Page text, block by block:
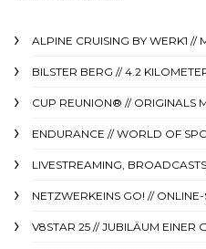
ALPINE CRUISING BY WERK1 //
BILSTER BERG // 4.2
CUP REUNION® // ORIGINALS
ENDURANCE // WORLD OF
LIVESTREAMING,
NETZWERKEINS GO! // ONLINE-
V8STAR 25 // JUBILÄUM EINER